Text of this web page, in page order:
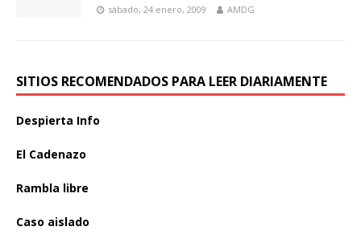
sábado, 24 enero, 2009 AMDG
SITIOS RECOMENDADOS PARA LEER DIARIAMENTE
Despierta Info
El Cadenazo
Rambla libre
Caso aislado